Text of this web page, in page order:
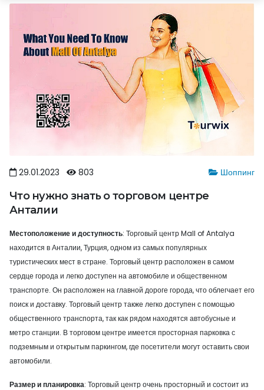
Шоппинг
29.01.2023 803
Что нужно знать о торговом центре
Анталии
Местоположение и доступность: Торговый центр Mall of Antalya
находится в Анталии, Турция, одном из самых популярных
туристических мест в стране. Торговый центр расположен в самом
сердце города и легко доступен на автомобиле и общественном
транспорте. Он расположен на главной дороге города, что облегчает его
поиск и доставку. Торговый центр также легко доступен с помощью
общественного транспорта, так как рядом находятся автобусные и
метро станции. В торговом центре имеется просторная парковка с
подземным и открытым паркингом, где посетители могут оставить свои
автомобили.
Размер и планировка: Торговый центр очень просторный и состоит из